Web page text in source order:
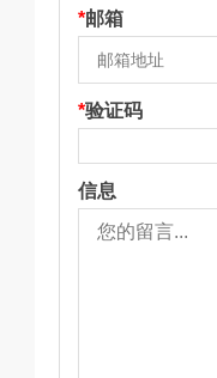
*邮箱
*验证码
信息